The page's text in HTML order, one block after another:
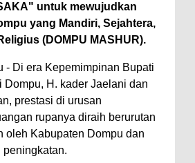
Pembangunan RSUD Kota Bima,
Pastikan Pemindahan Layanan
"Polisi Peduli" Satsamapta
Polres Bima Bantu Warga Padolo
Atasi Krisis Air Bersih
Wali Kota Bima Tinjau Rumah
Warga Tidak Layak Huni di
untuk mewujudkan
yang Mandiri, Sejahtera,
(DOMPU MASHUR).
- Di era Kepemimpinan Bupati
Dompu, H. kader Jaelani dan
prestasi di urusan
rupanya diraih berurutan
oleh Kabupaten Dompu dan
peningkatan.